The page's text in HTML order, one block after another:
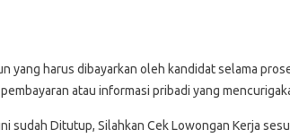
yang harus dibayarkan oleh kandidat selama
atau informasi pribadi yang
sudah Ditutup, Silahkan Cek Lowongan Kerja